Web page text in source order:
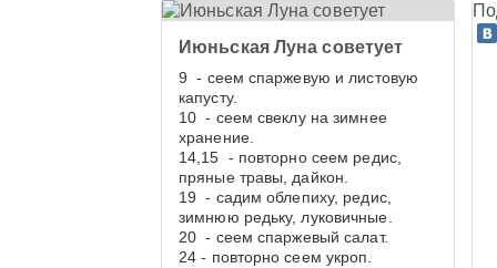
Июньская Луна советует
9 - сеем спаржевую и листовую
капусту.
10 - сеем свеклу на зимнее
хранение.
14,15 - повторно сеем редис,
пряные травы, дайкон.
19 - садим облепиху, редис,
зимнюю редьку, луковичные.
20 - сеем спаржевый салат.
24 - повторно сеем укроп.